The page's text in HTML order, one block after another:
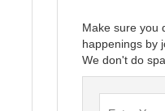
Make sure you
happenings by
We don't do